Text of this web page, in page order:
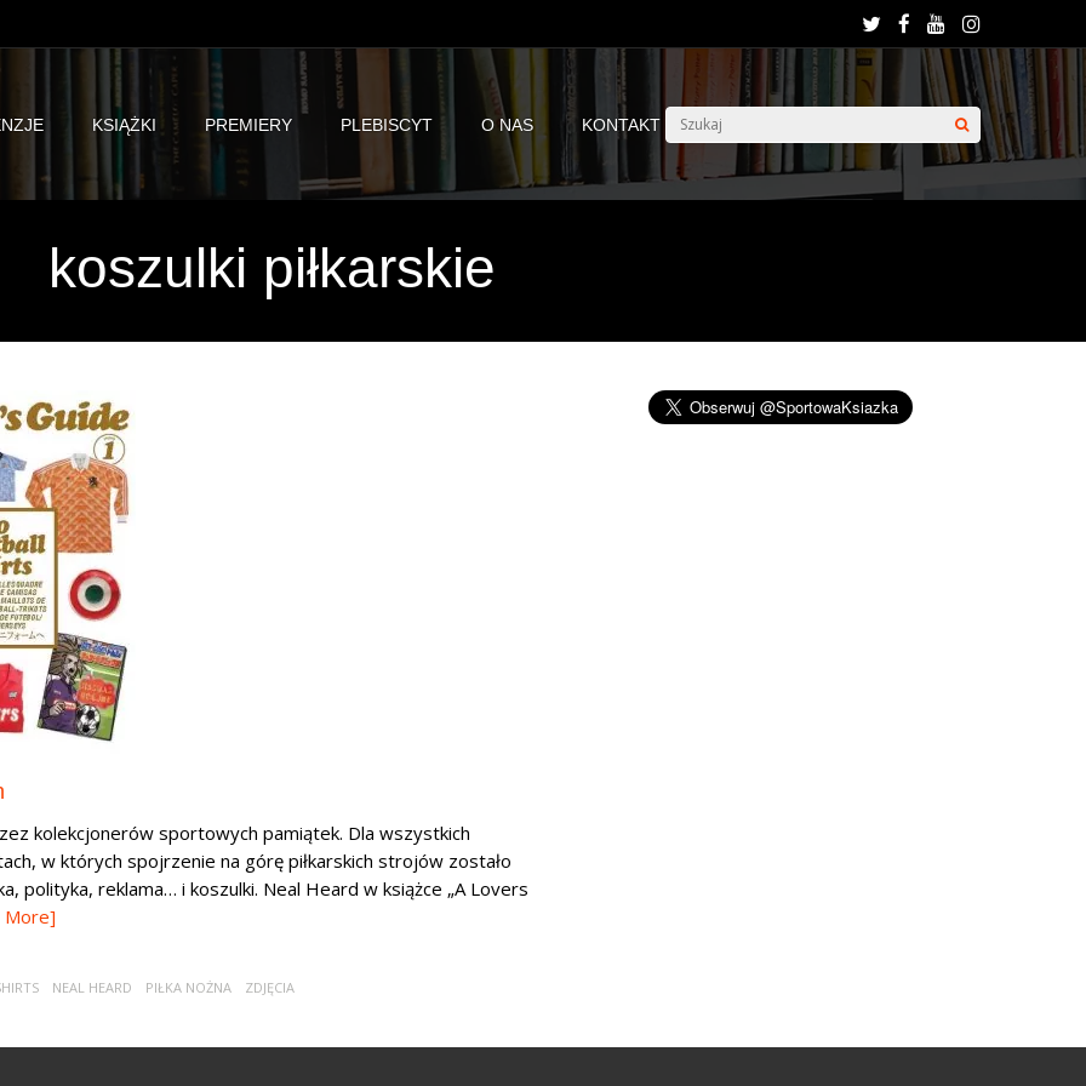
KSIĄŻKI PREMIERY PLEBISCYT O NAS KONTAKT
koszulki piłkarskie
kolekcjonerów sportowych pamiątek. Dla wszystkich
w których spojrzenie na górę piłkarskich strojów zostało
polityka, reklama… i koszulki. Neal Heard w książce „A Lovers
More]
NEAL HEARD PIŁKA NOŻNA ZDJĘCIA